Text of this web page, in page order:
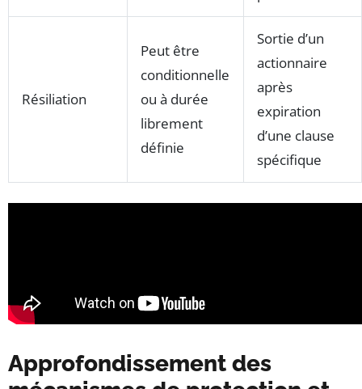
Résiliation
Peut être
conditionnelle
ou à durée
librement
définie
Sortie d’un
actionnaire
après
expiration
d’une clause
spécifique
Approfondissement des